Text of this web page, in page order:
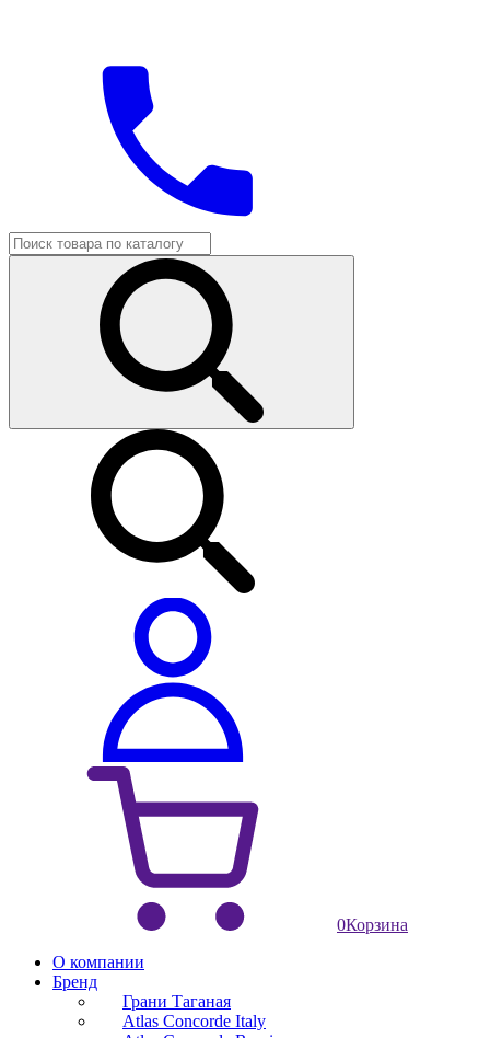
0Корзина
О компании
Бренд
Грани Таганая
Atlas Concorde Italy